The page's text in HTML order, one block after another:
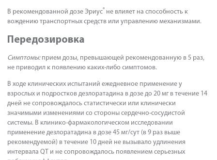
В рекомендованной дозе Эриус® не влияет на способность к
вождению транспортных средств или управлению механизмами.
Передозировка
Симптомы: прием дозы, превышающей рекомендованную в 5 раз,
не приводил к появлению каких-либо симптомов.
В ходе клинических испытаний ежедневное применение у
взрослых и подростков дезлоратадина в дозе до 20 мг в течение 14
дней не сопровождалось статистически или клинически
значимыми изменениями со стороны сердечно-сосудистой
системы. В клинико-фармакологическом исследовании
применение дезлоратадина в дозе 45 мг/сут (в 9 раз выше
рекомендуемой) в течение 10 дней не вызывало удлинения
интервала QT и не сопровождалось появлением серьезных